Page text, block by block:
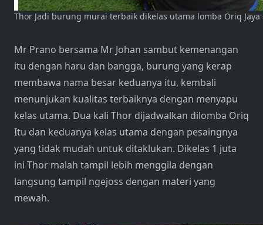
Thor Jadi burung murai terbaik dikelas utama lomba Oriq Jaya
Mr Prano bersama Mr Johan sambut kemenangan
itu dengan haru dan bangga, burung yang kerap
membawa nama besar keduanya itu, kembali
menunjukan kualitas terbaiknya dengan menyapu
kelas utama. Dua kali Thor dijadwalkan dilomba Oriq
Itu dan keduanya kelas utama dengan pesaingnya
yang tidak mudah untuk ditaklukan. Dikelas 1 juta
ini Thor malah tampil lebih menggila dengan
langsung tampil ngejoss dengan materi yang
mewah.